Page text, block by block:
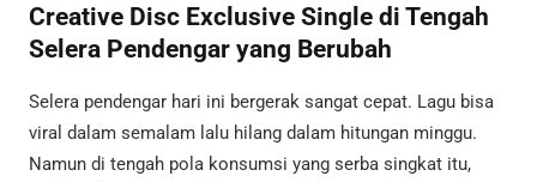
Creative Disc Exclusive Single di Tengah
Selera Pendengar yang Berubah
Selera pendengar hari ini bergerak sangat cepat. Lagu bisa
viral dalam semalam lalu hilang dalam hitungan minggu.
Namun di tengah pola konsumsi yang serba singkat itu,